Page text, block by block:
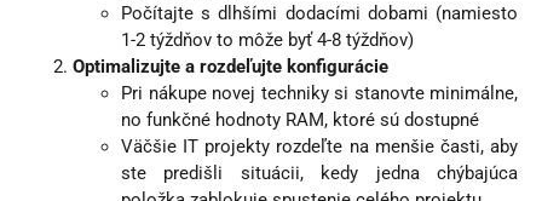
Počítajte s dlhšími dodacími dobami (namiesto
1-2 týždňov to môže byť 4-8 týždňov)
Optimalizujte a rozdeľujte konfigurácie
Pri nákupe novej techniky si stanovte minimálne,
no funkčné hodnoty RAM, ktoré sú dostupné
Väčšie IT projekty rozdeľte na menšie časti, aby
ste predišli situácii, kedy jedna chýbajúca